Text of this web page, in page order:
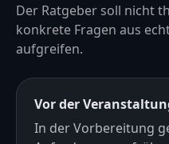
Der Ratgeber soll nicht
konkrete Fragen aus
aufgreifen.
Vor der
In der Vorbereitung